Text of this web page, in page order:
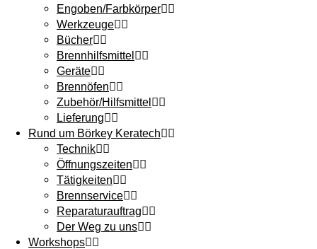
Engoben/Farbkörper
Werkzeuge
Bücher
Brennhilfsmittel
Geräte
Brennöfen
Zubehör/Hilfsmittel
Lieferung
Rund um Börkey Keratech
Technik
Öffnungszeiten
Tätigkeiten
Brennservice
Reparaturauftrag
Der Weg zu uns
Workshops